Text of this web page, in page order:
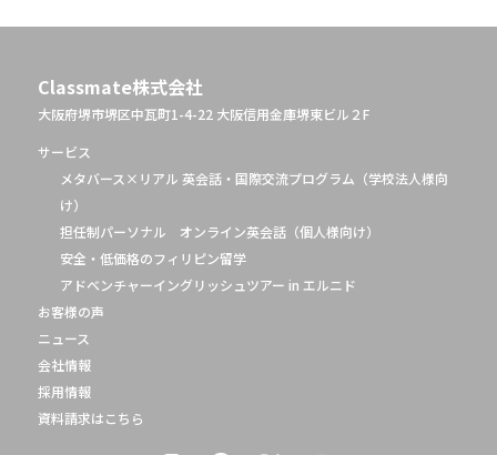
Classmate株式会社
大阪府堺市堺区中瓦町1-4-22 大阪信用金庫堺東ビル２F
サービス
メタバース×リアル 英会話・国際交流プログラム（学校法人様向
け）
担任制パーソナル オンライン英会話（個人様向け）
安全・低価格のフィリピン留学
アドベンチャーイングリッシュツアー in エルニド
お客様の声
ニュース
会社情報
採用情報
資料請求はこちら